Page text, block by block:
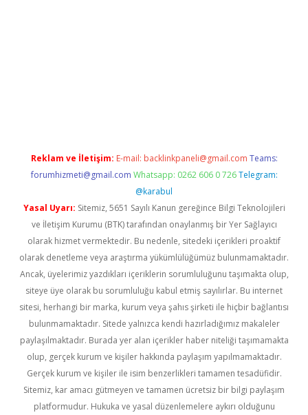
Reklam ve İletişim: E-mail: backlinkpaneli@gmail.com Teams:
forumhizmeti@gmail.com Whatsapp: 0262 606 0 726 Telegram:
@karabul
Yasal Uyarı: Sitemiz, 5651 Sayılı Kanun gereğince Bilgi Teknolojileri
ve İletişim Kurumu (BTK) tarafından onaylanmış bir Yer Sağlayıcı
olarak hizmet vermektedir. Bu nedenle, sitedeki içerikleri proaktif
olarak denetleme veya araştırma yükümlülüğümüz bulunmamaktadır.
Ancak, üyelerimiz yazdıkları içeriklerin sorumluluğunu taşımakta olup,
siteye üye olarak bu sorumluluğu kabul etmiş sayılırlar. Bu internet
sitesi, herhangi bir marka, kurum veya şahıs şirketi ile hiçbir bağlantısı
bulunmamaktadır. Sitede yalnızca kendi hazırladığımız makaleler
paylaşılmaktadır. Burada yer alan içerikler haber niteliği taşımamakta
olup, gerçek kurum ve kişiler hakkında paylaşım yapılmamaktadır.
Gerçek kurum ve kişiler ile isim benzerlikleri tamamen tesadüfidir.
Sitemiz, kar amacı gütmeyen ve tamamen ücretsiz bir bilgi paylaşım
platformudur. Hukuka ve yasal düzenlemelere aykırı olduğunu